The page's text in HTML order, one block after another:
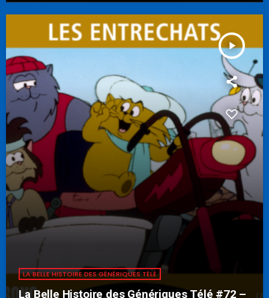
play_arrow
LA BELLE HISTOIRE DES GÉNÉRIQUES TÉLÉ
La Belle Histoire des Génériques Télé #72 –